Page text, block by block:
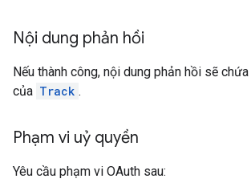
Nội dung phản hồi
Nếu thành công, nội dung phản hồi sẽ
của Track .
Phạm vi uỷ quyền
Yêu cầu phạm vi OAuth sau: